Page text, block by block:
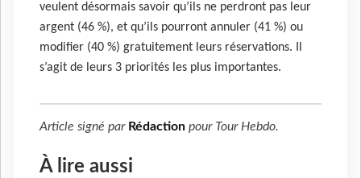
veulent désormais savoir qu’ils ne perdront pas leur
argent (46 %), et qu’ils pourront annuler (41 %) ou
modifier (40 %) gratuitement leurs réservations. Il
s’agit de leurs 3 priorités les plus importantes.
Article signé par Rédaction pour Tour Hebdo.
À lire aussi